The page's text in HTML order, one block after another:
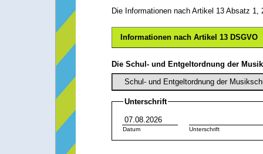
Unterschrift
Datum Unterschrift
Die Schul- und Entgeltordnung der
Die Informationen nach Artikel 13 Absatz
Informationen nach Artikel 13 DSGVO
Schul- und Entgeltordnung der